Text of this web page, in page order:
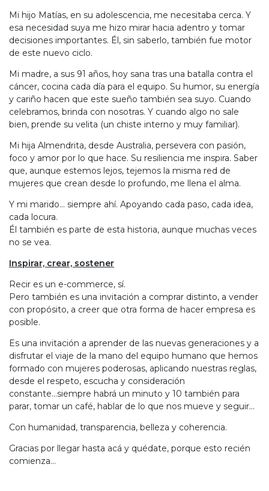
Mi hijo Matías, en su adolescencia, me necesitaba cerca. Y
esa necesidad suya me hizo mirar hacia adentro y tomar
decisiones importantes. Él, sin saberlo, también fue motor
de este nuevo ciclo.
Mi madre, a sus 91 años, hoy sana tras una batalla contra el
cáncer, cocina cada día para el equipo. Su humor, su energía
y cariño hacen que este sueño también sea suyo. Cuando
celebramos, brinda con nosotras. Y cuando algo no sale
bien, prende su velita (un chiste interno y muy familiar).
Mi hija Almendrita, desde Australia, persevera con pasión,
foco y amor por lo que hace. Su resiliencia me inspira. Saber
que, aunque estemos lejos, tejemos la misma red de
mujeres que crean desde lo profundo, me llena el alma.
Y mi marido… siempre ahí. Apoyando cada paso, cada idea,
cada locura.
Él también es parte de esta historia, aunque muchas veces
no se vea.
Inspirar, crear, sostener
Recir es un e-commerce, sí.
Pero también es una invitación a comprar distinto, a vender
con propósito, a creer que otra forma de hacer empresa es
posible.
Es una invitación a aprender de las nuevas generaciones y a
disfrutar el viaje de la mano del equipo humano que hemos
formado con mujeres poderosas, aplicando nuestras reglas,
desde el respeto, escucha y consideración
constante...siempre habrá un minuto y 10 también para
parar, tomar un café, hablar de lo que nos mueve y seguir...
Con humanidad, transparencia, belleza y coherencia.
Gracias por llegar hasta acá y quédate, porque esto recién
comienza...